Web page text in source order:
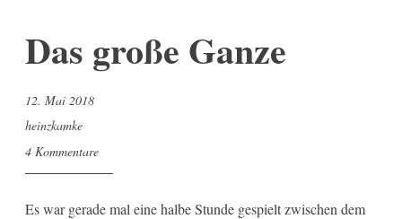
Das große Ganze
12. Mai 2018
heinzkamke
4 Kommentare
Es war gerade mal eine halbe Stunde gespielt zwischen dem